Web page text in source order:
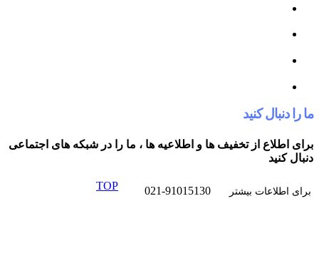
از تخفیف ها و اطلاعیه ها ، ما را در شبکه های اجتماعی
بیشتر 021-91015130
TOP